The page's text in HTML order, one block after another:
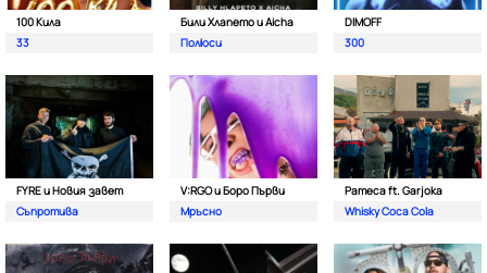
100 Кила
33
Били Хлапето и Aicha
Полюси
DIMOFF
300
FYRE и Новия завет
Съпротива
V:RGO и Боро Първи
Мръсно
Pameca ft. Garjoka
Whisky Coca Cola